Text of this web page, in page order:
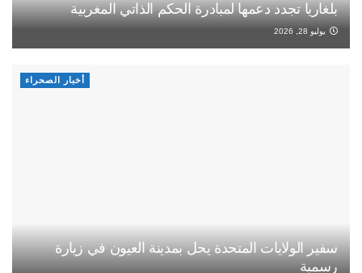
بلغاريا تجدد دعمها لمبادرة الحكم الذاتي المغربية
يوليو 28, 2026
أخبار الصحراء
سفير الولايات المتحدة يحل بمدينة العيون في زيارة
رسمية